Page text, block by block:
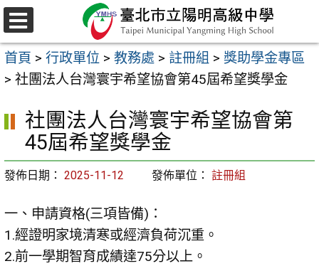
跳
至
主
要
容
選
單
首頁 > 行政單位 > 教務處 > 註冊組 > 獎助學金專區
> 社團法人台灣寰宇希望協會第45屆希望獎學金
社團法人台灣寰宇希望協會第
45屆希望獎學金
發佈日期： 2025-11-12 發佈單位： 註冊組
一、申請資格(三項皆備) ：
1.經證明家境清寒或經濟負荷沉重。
2.前一學期智育成績達75分以上。